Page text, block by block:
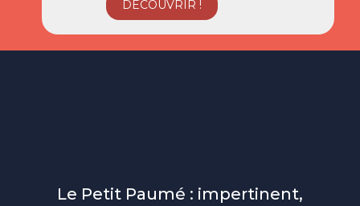
Le Petit Paumé : impertinent,